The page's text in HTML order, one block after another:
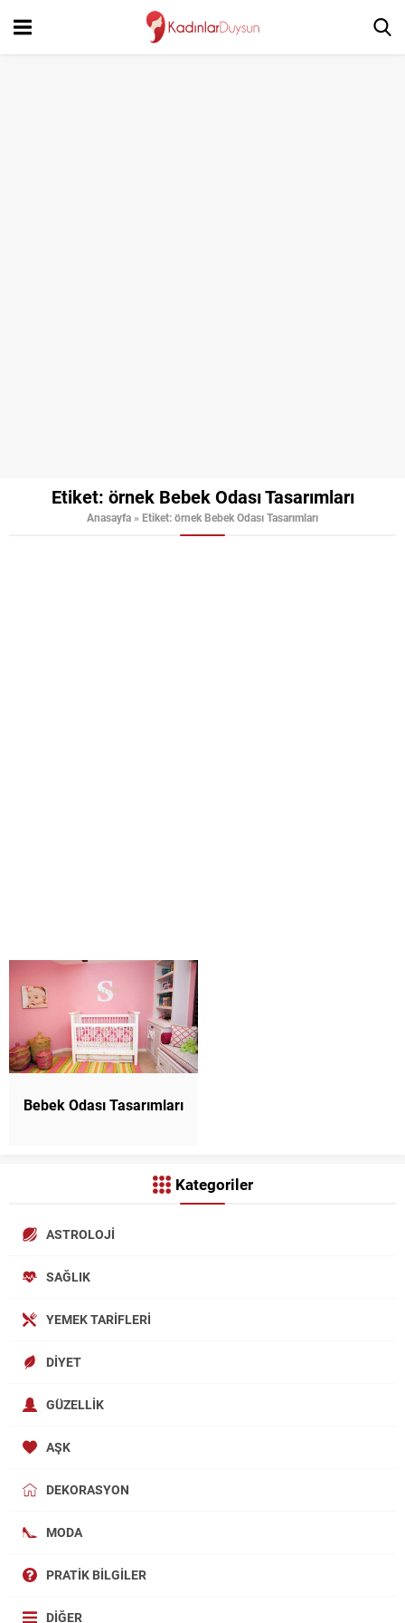
Etiket: örnek Bebek Odası Tasarımları
Anasayfa » Etiket: örnek Bebek Odası Tasarımları
Bebek Odası Tasarımları
Kategoriler
ASTROLOJI
SAĞLIK
YEMEK TARIFLERI
DIYET
GÜZELLIK
AŞK
DEKORASYON
MODA
PRATIK BILGILER
DIĞER